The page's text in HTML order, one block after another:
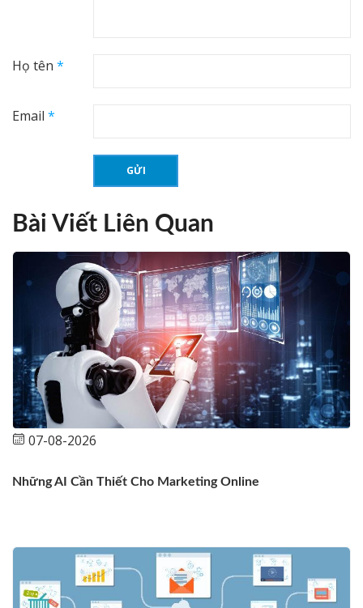
Họ tên *
Email *
Bài Viết Liên Quan
07-08-2026
Những AI Cần Thiết Cho Marketing Online